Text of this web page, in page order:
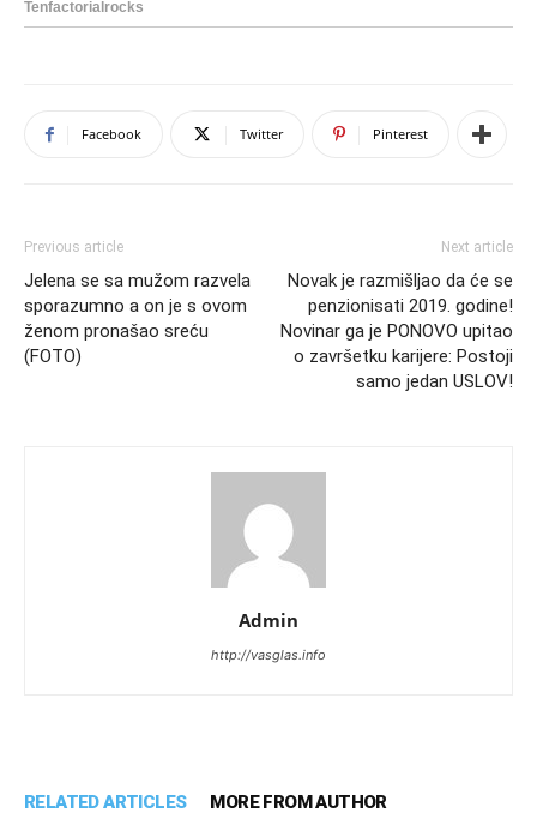
Facebook Twitter Pinterest
Previous article
Jelena se sa mužom razvela
sporazumno a on je s ovom
ženom pronašao sreću
(FOTO)
Next article
Novak je razmišljao da će se
penzionisati 2019. godine!
Novinar ga je PONOVO upitao
o završetku karijere: Postoji
samo jedan USLOV!
Admin
http://vasglas.info
RELATED ARTICLES MORE FROM AUTHOR